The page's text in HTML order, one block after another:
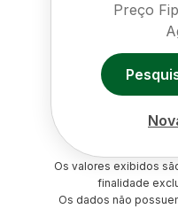
Preço
Os valores exibidos
finalidade
Os dados não